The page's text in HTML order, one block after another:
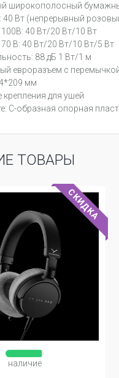
широкополосный
Вт (непрерывный
40 Вт/20 Вт/10 Вт
В: 40 Вт/20 Вт/10 Вт/5 Вт
88 дБ 1 Вт/1 м
евроразъем с
мм
крепления для ушей
С-образная опорная
ТОВАРЫ
СКИДКА
наличие